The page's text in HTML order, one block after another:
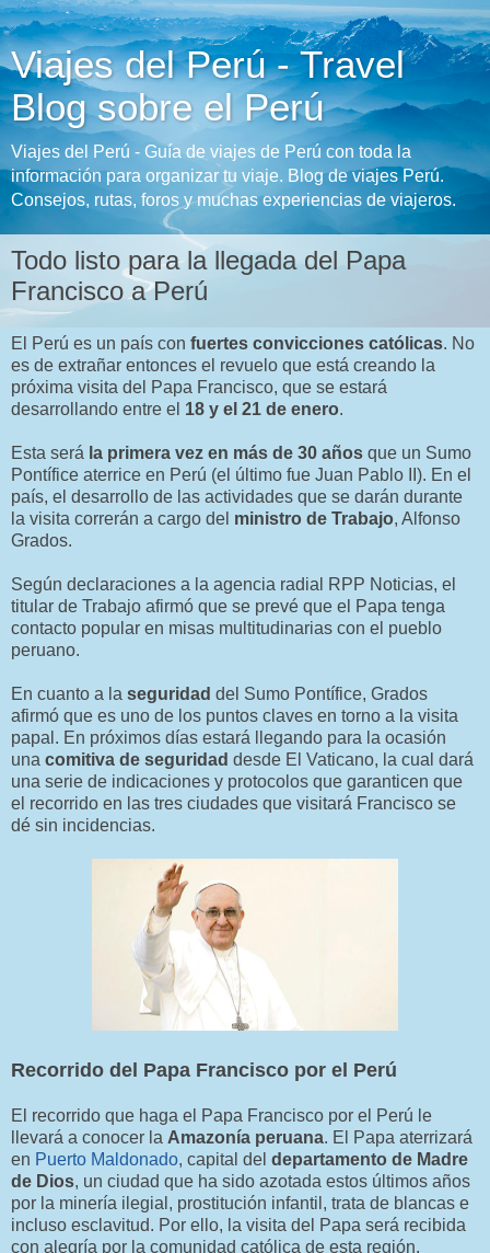
Viajes del Perú - Travel
Blog sobre el Perú
Viajes del Perú - Guía de viajes de Perú con toda la
información para organizar tu viaje. Blog de viajes Perú.
Consejos, rutas, foros y muchas experiencias de viajeros.
Todo listo para la llegada del Papa
Francisco a Perú
El Perú es un país con fuertes convicciones católicas. No
es de extrañar entonces el revuelo que está creando la
próxima visita del Papa Francisco, que se estará
desarrollando entre el 18 y el 21 de enero.
Esta será la primera vez en más de 30 años que un Sumo
Pontífice aterrice en Perú (el último fue Juan Pablo II). En el
país, el desarrollo de las actividades que se darán durante
la visita correrán a cargo del ministro de Trabajo, Alfonso
Grados.
Según declaraciones a la agencia radial RPP Noticias, el
titular de Trabajo afirmó que se prevé que el Papa tenga
contacto popular en misas multitudinarias con el pueblo
peruano.
En cuanto a la seguridad del Sumo Pontífice, Grados
afirmó que es uno de los puntos claves en torno a la visita
papal. En próximos días estará llegando para la ocasión
una comitiva de seguridad desde El Vaticano, la cual dará
una serie de indicaciones y protocolos que garanticen que
el recorrido en las tres ciudades que visitará Francisco se
dé sin incidencias.
Recorrido del Papa Francisco por el Perú
El recorrido que haga el Papa Francisco por el Perú le
llevará a conocer la Amazonía peruana. El Papa aterrizará
en Puerto Maldonado, capital del departamento de Madre
de Dios, un ciudad que ha sido azotada estos últimos años
por la minería ilegial, prostitución infantil, trata de blancas e
incluso esclavitud. Por ello, la visita del Papa será recibida
con alegría por la comunidad católica de esta región.